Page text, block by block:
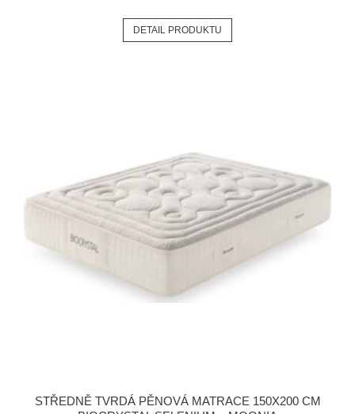
DETAIL PRODUKTU
STŘEDNĚ TVRDÁ PĚNOVÁ MATRACE 150X200 CM